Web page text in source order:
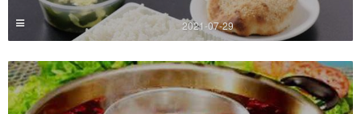
2021-07-29